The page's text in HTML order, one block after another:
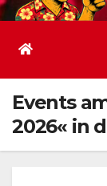
Events
2026« in